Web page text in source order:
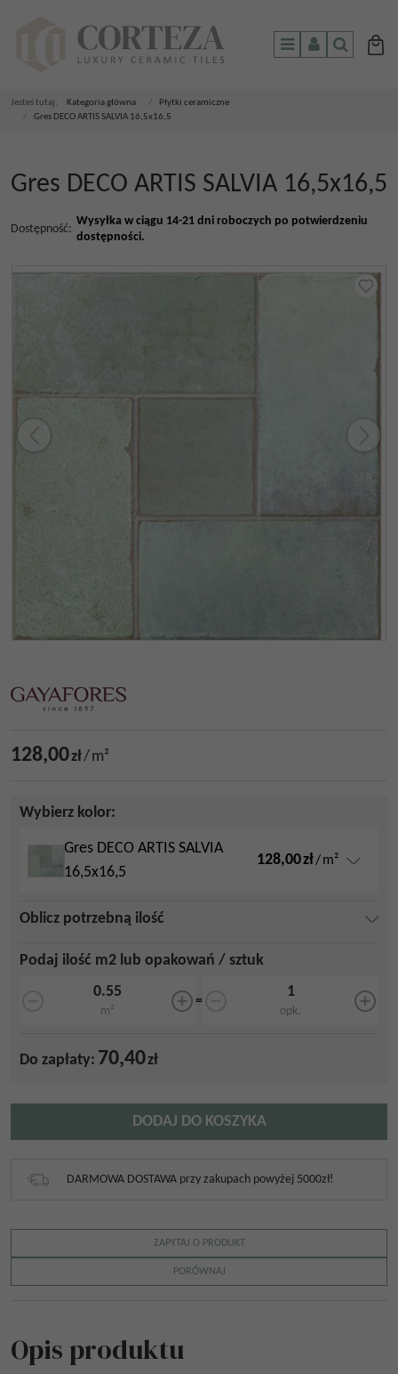
MenuPanelSzukaj
Jesteś tutaj: Kategoria główna
Płytki ceramiczne
Gres DECO ARTIS SALVIA 16,5x16,5
Gres DECO ARTIS SALVIA 16,5x16,5
Dostępność:
Wysyłka w ciągu 14-21 dni roboczych po potwierdzeniu
dostępności.
128,00zł/m²
Wybierz kolor:
Gres DECO ARTIS SALVIA
16,5x16,5
128,00zł/m²
Oblicz potrzebną ilość
Podaj ilość m2 lub opakowań / sztuk
m²
=
opk.
Do zapłaty: 70,40zł
DODAJ DO KOSZYKA
DARMOWA DOSTAWA przy zakupach powyżej 5000zł!
ZAPYTAJ O PRODUKT
PORÓWNAJ
Opis produktu